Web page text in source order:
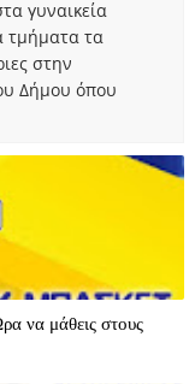
γυναικεία
τμήματα τα
στην
Δήμου όπου
μάθεις στους